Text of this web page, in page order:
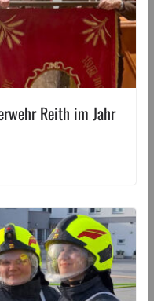
Reith im Jahr